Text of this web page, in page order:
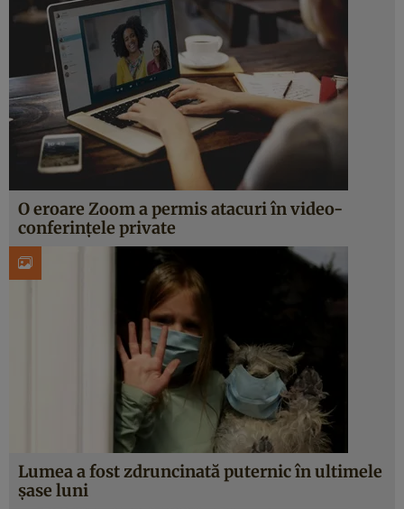
O eroare Zoom a permis atacuri în video-
conferințele private
Lumea a fost zdruncinată puternic în ultimele
șase luni